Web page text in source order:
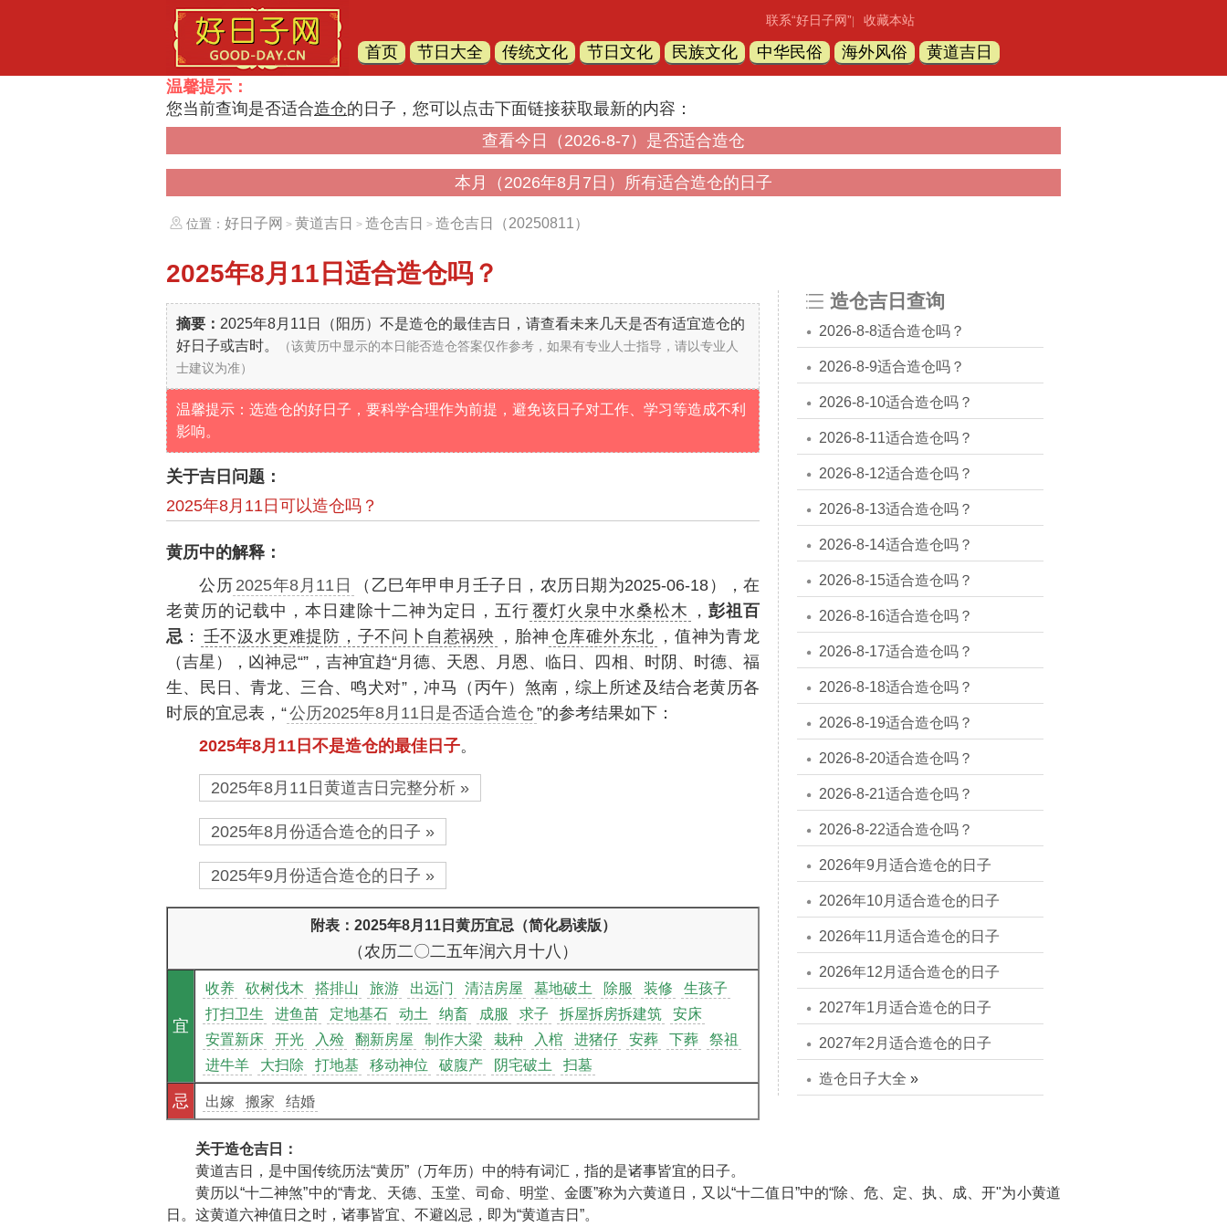
联系“好日子网” 收藏本站
首页 节日大全 传统文化 节日文化 民族文化 中华民俗 海外风俗
黄道吉日
温馨提示：
您当前查询是否适合造仓的日子，您可以点击下面链接获取最新的内容：
查看今日（2026-8-7）是否适合造仓
本月（2026年8月7日）所有适合造仓的日子
位置： 好日子网 > 黄道吉日 > 造仓吉日 > 造仓吉日（20250811）
2025年8月11日 适合造仓吗？
摘要： 2025年8月11日（阳历）不是造仓的最佳吉日，请查看未来几天是否有适宜造仓的
好日子或吉时。
（该黄历中显示的本日能否造仓答案仅作参考，如果有专业人士指导，请以专业人
士建议为准）
温馨提示：选造仓的好日子，要科学合理作为前提，避免该日子对工作、学习等造成不利
影响。
关于吉日问题：
2025年8月11日可以造仓吗？
黄历中的解释：
公历 2025年8月11日
（乙巳年甲申月壬子日，农历日期为2025-06-18），在
老黄历的记载中，本日建除十二神为定日，五行 覆灯火泉中水桑松木 ，彭祖百
忌 ： 壬不汲水更难提防，子不问卜自惹祸殃 ，胎神 仓库碓外东北 ，值神为青龙
（吉星），凶神忌“”，吉神宜趋“月德、天恩、月恩、临日、四相、时阴、时德、福
生、民日、青龙、三合、鸣犬对”，冲马（丙午）煞南，综上所述及结合老黄历各
时辰的宜忌表，“公历2025年8月11日是否适合造仓 ”的参考结果如下：
2025年8月11日不是造仓的最佳日子。
2025年8月11日黄道吉日完整分析 »
2025年8月份适合造仓的日子 »
2025年9月份适合造仓的日子 »
附表：2025年8月11日黄历宜忌（简化易读版）
（农历二〇二五年润六月十八）
宜
收养 砍树伐木 搭排山 旅游 出远门 清洁房屋 墓地破土 除服 装修
生孩子
打扫卫生
进鱼苗 定地基石 动土 纳畜 成服 求子 拆屋拆房拆建筑 安床
安置新床 开光 入殓 翻新房屋 制作大梁 栽种 入棺 进猪仔 安葬 下葬 祭祖
进牛羊
大扫除 打地基 移动神位 破腹产 阴宅破土
扫墓
忌
出嫁 搬家 结婚
造仓吉日查询
2026-8-8适合造仓吗？
2026-8-9适合造仓吗？
2026-8-10适合造仓吗？
2026-8-11适合造仓吗？
2026-8-12适合造仓吗？
2026-8-13适合造仓吗？
2026-8-14适合造仓吗？
2026-8-15适合造仓吗？
2026-8-16适合造仓吗？
2026-8-17适合造仓吗？
2026-8-18适合造仓吗？
2026-8-19适合造仓吗？
2026-8-20适合造仓吗？
2026-8-21适合造仓吗？
2026-8-22适合造仓吗？
2026年9月适合造仓的日子
2026年10月适合造仓的日子
2026年11月适合造仓的日子
2026年12月适合造仓的日子
2027年1月适合造仓的日子
2027年2月适合造仓的日子
造仓日子大全 »
关于造仓吉日：
黄道吉日，是中国传统历法“黄历”（万年历）中的特有词汇，指的是诸事皆宜的日子。
黄历以“十二神煞”中的“青龙、天德、玉堂、司命、明堂、金匮”称为六黄道日，又以“十二值日”中的“除、危、定、执、成、开"为小黄道
日。这黄道六神值日之时，诸事皆宜、不避凶忌，即为“黄道吉日”。